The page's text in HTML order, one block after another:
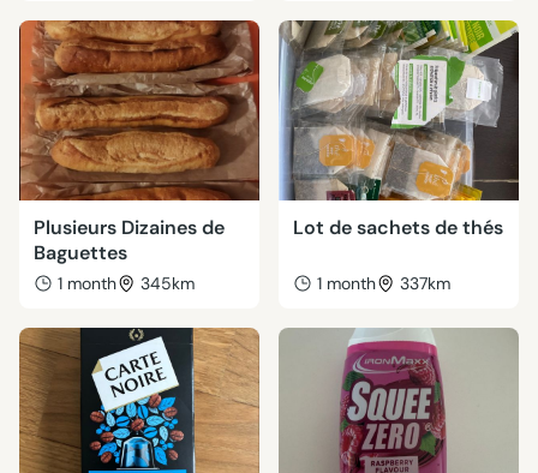
Plusieurs Dizaines de
Baguettes
1 month 345km
Lot de sachets de thés
1 month 337km